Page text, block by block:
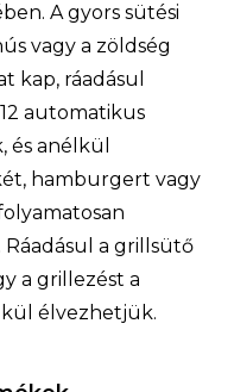
A gyors sütési
vagy a zöldség
kap, ráadásul
automatikus
anélkül
hamburgert vagy
a grillsütő
a grillezést a
élvezhetjük.